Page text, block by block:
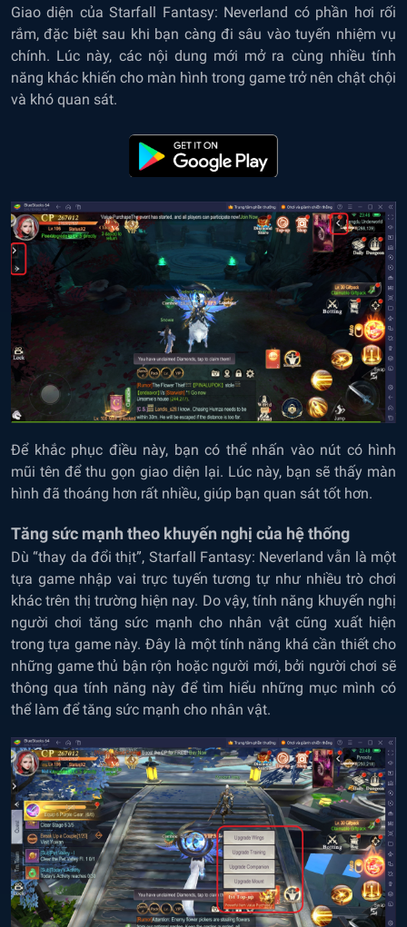
Giao diện của Starfall Fantasy: Neverland có phần hơi rối
rắm, đặc biệt sau khi bạn càng đi sâu vào tuyến nhiệm vụ
chính. Lúc này, các nội dung mới mở ra cùng nhiều tính
năng khác khiến cho màn hình trong game trở nên chật chội
và khó quan sát.
Để khắc phục điều này, bạn có thể nhấn vào nút có hình
mũi tên để thu gọn giao diện lại. Lúc này, bạn sẽ thấy màn
hình đã thoáng hơn rất nhiều, giúp bạn quan sát tốt hơn.
Tăng sức mạnh theo khuyến nghị của hệ thống
Dù “thay da đổi thịt”, Starfall Fantasy: Neverland vẫn là một
tựa game nhập vai trực tuyến tương tự như nhiều trò chơi
khác trên thị trường hiện nay. Do vậy, tính năng khuyến nghị
người chơi tăng sức mạnh cho nhân vật cũng xuất hiện
trong tựa game này. Đây là một tính năng khá cần thiết cho
những game thủ bận rộn hoặc người mới, bởi người chơi sẽ
thông qua tính năng này để tìm hiểu những mục mình có
thể làm để tăng sức mạnh cho nhân vật.